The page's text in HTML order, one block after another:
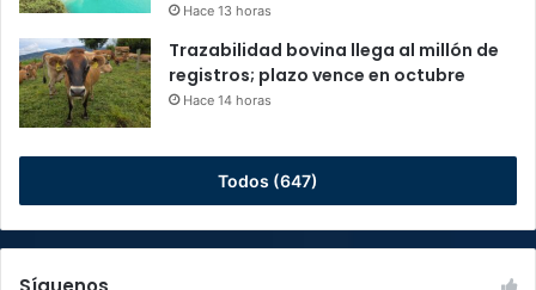
Hace 13 horas
Trazabilidad bovina llega al millón de
registros; plazo vence en octubre
Hace 14 horas
Todos (647)